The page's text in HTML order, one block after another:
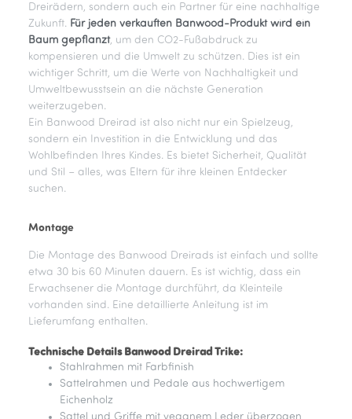
Dreirädern, sondern auch ein Partner für eine nachhaltige
Zukunft. Für jeden verkauften Banwood-Produkt wird ein
Baum gepflanzt, um den CO2-Fußabdruck zu
kompensieren und die Umwelt zu schützen. Dies ist ein
wichtiger Schritt, um die Werte von Nachhaltigkeit und
Umweltbewusstsein an die nächste Generation
weiterzugeben.
Ein Banwood Dreirad ist also nicht nur ein Spielzeug,
sondern ein Investition in die Entwicklung und das
Wohlbefinden Ihres Kindes. Es bietet Sicherheit, Qualität
und Stil – alles, was Eltern für ihre kleinen Entdecker
suchen.
Montage
Die Montage des Banwood Dreirads ist einfach und sollte
etwa 30 bis 60 Minuten dauern. Es ist wichtig, dass ein
Erwachsener die Montage durchführt, da Kleinteile
vorhanden sind. Eine detaillierte Anleitung ist im
Lieferumfang enthalten.
Technische Details Banwood Dreirad Trike:
Stahlrahmen mit Farbfinish
Sattelrahmen und Pedale aus hochwertigem
Eichenholz